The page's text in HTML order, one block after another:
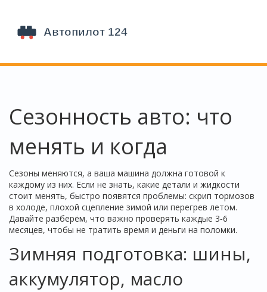
Сезонность авто: что
менять и когда
Сезоны меняются, а ваша машина должна готовой к
каждому из них. Если не знать, какие детали и жидкости
стоит менять, быстро появятся проблемы: скрип тормозов
в холоде, плохой сцепление зимой или перегрев летом.
Давайте разберём, что важно проверять каждые 3‑6
месяцев, чтобы не тратить время и деньги на поломки.
Зимняя подготовка: шины,
аккумулятор, масло